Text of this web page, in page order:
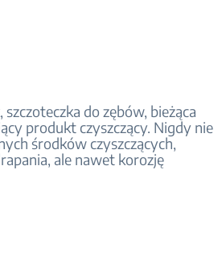
do zębów, bieżąca
produkt czyszczący. Nigdy nie
środków czyszczących,
ale nawet korozję